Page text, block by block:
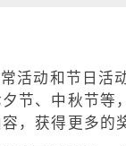
活动和节日活
节、中秋节等
，获得更多的